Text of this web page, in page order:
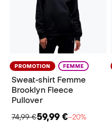
PROMOTION FEMME
Sweat-shirt Femme
Brooklyn Fleece
Pullover
74,99 €59,99 €−20%